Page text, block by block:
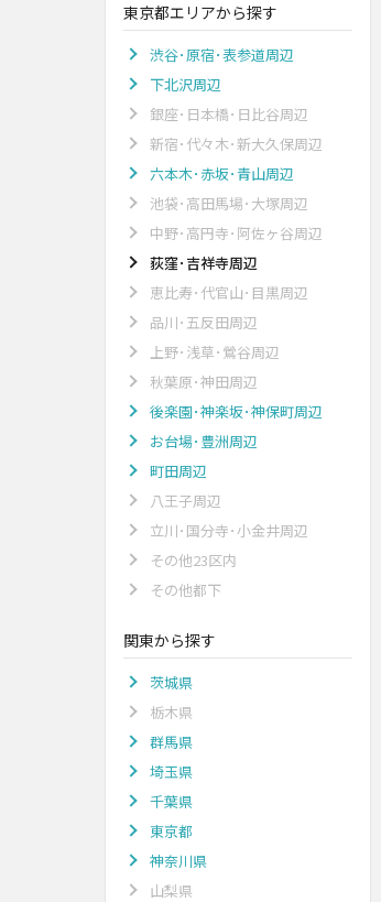
東京都エリアから探す
渋谷･原宿･表参道周辺
下北沢周辺
銀座･日本橋･日比谷周辺
新宿･代々木･新大久保周辺
六本木･赤坂･青山周辺
池袋･高田馬場･大塚周辺
中野･高円寺･阿佐ヶ谷周辺
荻窪･吉祥寺周辺
恵比寿･代官山･目黒周辺
品川･五反田周辺
上野･浅草･鶯谷周辺
秋葉原･神田周辺
後楽園･神楽坂･神保町周辺
お台場･豊洲周辺
町田周辺
八王子周辺
立川･国分寺･小金井周辺
その他23区内
その他都下
関東から探す
茨城県
栃木県
群馬県
埼玉県
千葉県
東京都
神奈川県
山梨県